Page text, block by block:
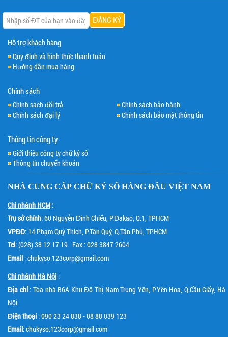
Hỗ trợ khách hàng
Quy định và hình thức thanh toán
Hướng dẫn mua hàng
Chính sách
Chính sách đổi trả
Chính sách bảo hành
Chính sách đại lý
Chính sách bảo mật thông tin
Thông tin công ty
Giới thiệu công ty chữ ký số
Thông tin chuyển khoản
NHÀ CUNG CẤP CHỮ KÝ SỐ HÀNG ĐẦU VIỆT NAM
Chi nhánh HCM :
Trụ sở chính: 60 Nguyễn Đình Chiểu, P.Đakao, Q.1, TPHCM
VPĐD: 14 Phạm Quý Thích, P.Tân Quý, Q.Tân Phú, TPHCM
Tel: (028) 38 12 17 19 Fax : 028 3847 2604
Email : chukyso.123corp@gmail.com
Chi nhánh Hà Nội :
Địa chỉ: Tòa nhà B6A Khu Đô Thị Nam Trung Yên, P.Yên Hoa, Q.Cầu Giấy, Hà
Nội
Điện thoại : 090 23 24 838 - 08 88 039 123
Email: chukyso.123corp@gmail.com